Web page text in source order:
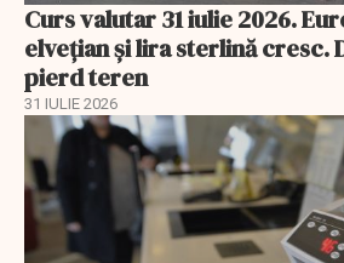
Curs valutar 31 iulie 2026.
elvețian și lira sterlină cresc.
pierd teren
31 IULIE 2026